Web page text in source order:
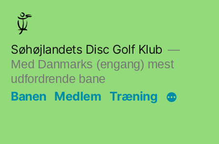
content
Søhøjlandets Disc Golf Klub
Med Danmarks (engang) mest
udfordrende bane
Banen Medlem Træning